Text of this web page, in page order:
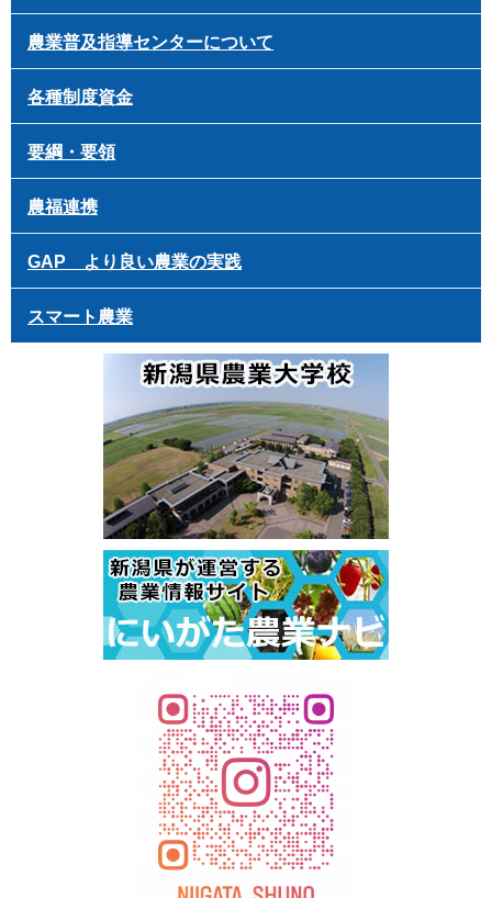
農業普及指導センターについて
各種制度資金
要綱・要領
農福連携
GAP より良い農業の実践
スマート農業